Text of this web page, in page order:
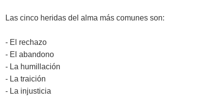
Las cinco heridas del alma más comunes son:
- El rechazo
- El abandono
- La humillación
- La traición
- La injusticia